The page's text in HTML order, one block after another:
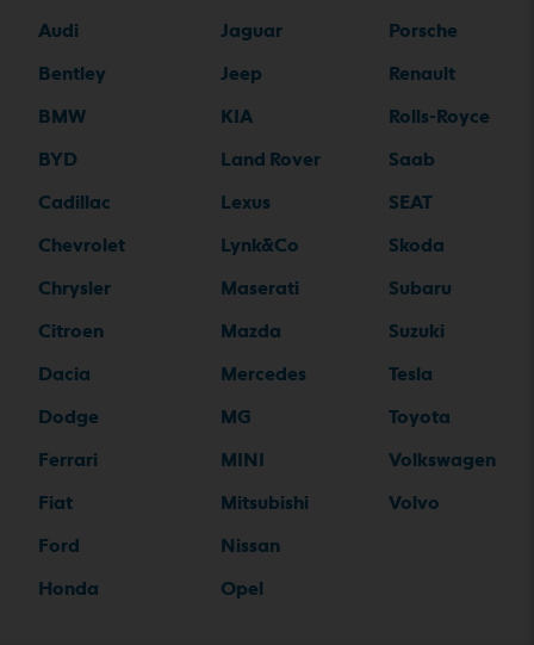
Audi
Bentley
BMW
BYD
Cadillac
Chevrolet
Chrysler
Citroen
Dacia
Dodge
Ferrari
Fiat
Ford
Honda
Jaguar
Jeep
KIA
Land Rover
Lexus
Lynk&Co
Maserati
Mazda
Mercedes
MG
MINI
Mitsubishi
Nissan
Opel
Porsche
Renault
Rolls-Royce
Saab
SEAT
Skoda
Subaru
Suzuki
Tesla
Toyota
Volkswagen
Volvo